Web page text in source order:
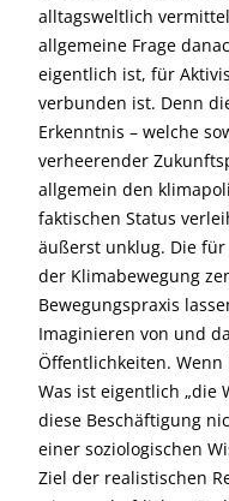
alltagsweltlich
allgemeine Frage
eigentlich ist, für
verbunden ist. Denn
Erkenntnis – welche
verheerender
allgemein den
faktischen Status
äußerst unklug. Die
der Klimabewegung
Bewegungspraxis
Imaginieren von und
Öffentlichkeiten.
Was ist eigentlich „die
diese Beschäftigung
einer soziologischen
Ziel der realistischen